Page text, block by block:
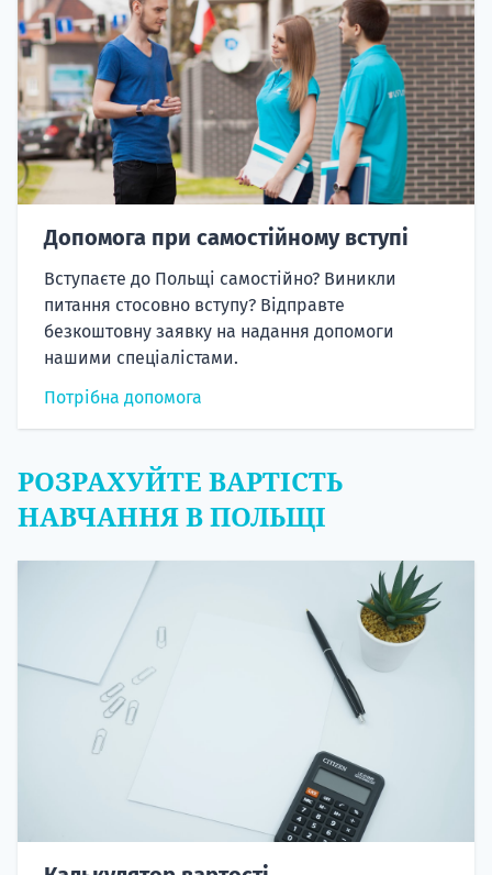
Допомога при самостійному вступі
Вступаєте до Польщі самостійно? Виникли
питання стосовно вступу? Відправте
безкоштовну заявку на надання допомоги
нашими спеціалістами.
Потрібна допомога
РОЗРАХУЙТЕ ВАРТІСТЬ
НАВЧАННЯ В ПОЛЬЩІ